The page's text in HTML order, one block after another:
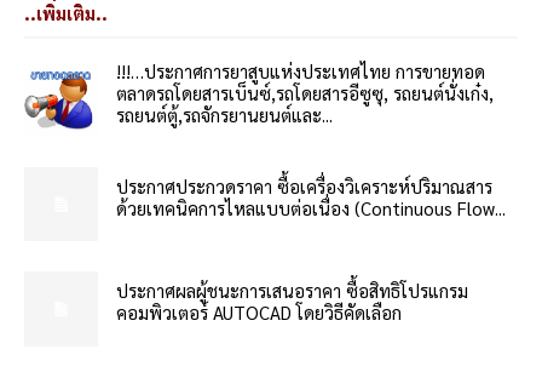
..เพิ่มเติม..
!!!…ประกาศการยาสูบแห่งประเทศไทย การขายทอด
ตลาดรถโดยสารเบ็นซ์,รถโดยสารอีซูซุ, รถยนต์นั่งเก๋ง,
รถยนต์ตู้,รถจักรยานยนต์และ...
ประกาศประกวดราคา ซื้อเครื่องวิเคราะห์ปริมาณสาร
ด้วยเทคนิคการไหลแบบต่อเนื่อง (Continuous Flow...
ประกาศผลผู้ชนะการเสนอราคา ซื้อสิทธิโปรแกรม
คอมพิวเตอร์ AUTOCAD โดยวิธีคัดเลือก